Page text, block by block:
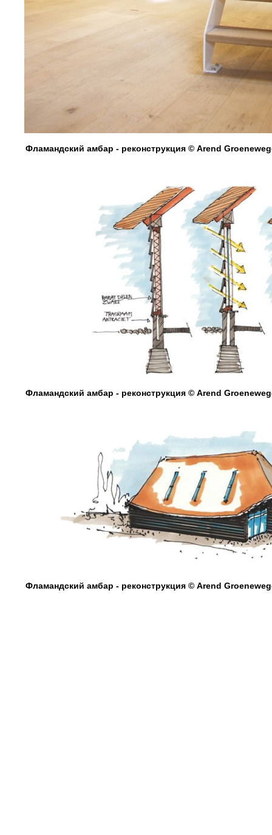
Фламандский амбар - реконструкция © Arend
Фламандский амбар - реконструкция © Arend
Фламандский амбар - реконструкция © Arend